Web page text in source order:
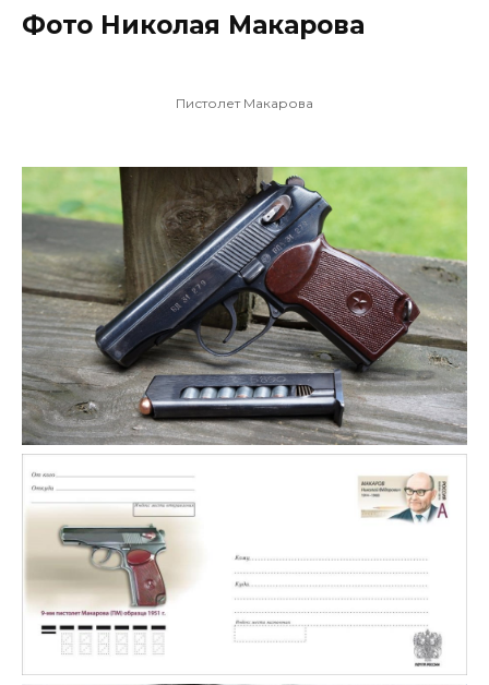
Фото Николая Макарова
Пистолет Макарова